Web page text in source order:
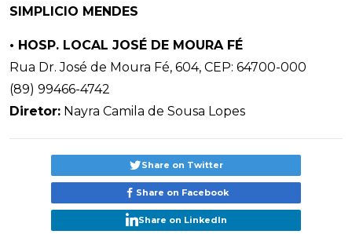
SIMPLICIO MENDES
• HOSP. LOCAL JOSÉ DE MOURA FÉ
Rua Dr. José de Moura Fé, 604, CEP: 64700-000
(89) 99466-4742
Diretor: Nayra Camila de Sousa Lopes
Share on Twitter
Share on Facebook
Share on LinkedIn